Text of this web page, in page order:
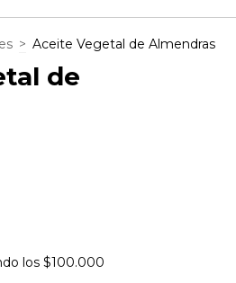
> Aceite Vegetal de Almendras
de
los $100.000